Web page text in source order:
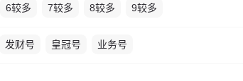
6较多 7较多 8较多 9较多
发财号 皇冠号 业务号